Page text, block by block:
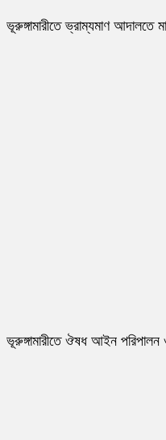
ভূরুঙ্গামারীতে ভ্রাম্যমাণ আদালতে
ভূরুঙ্গামারীতে ঔষধ আইন পরিপালন